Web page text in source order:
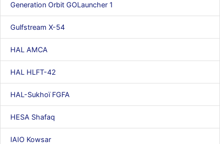
Generation Orbit GOLauncher 1
Gulfstream X-54
HAL AMCA
HAL HLFT-42
HAL-Sukhoï FGFA
HESA Shafaq
IAIO Kowsar